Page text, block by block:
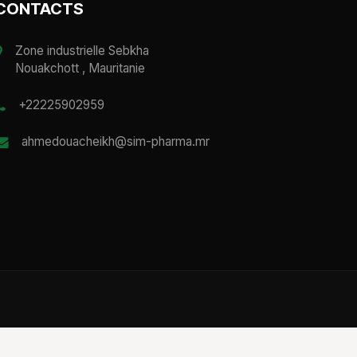
Zone industrielle Sebkha
Nouakchott , Mauritanie
+22225902959
ahmedouacheikh@sim-pharma.mr